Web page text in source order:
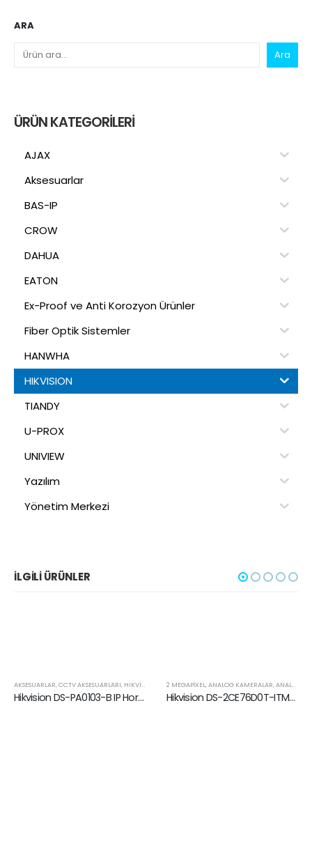
ARA
Ara
ÜRÜN KATEGORILERI
AJAX
Aksesuarlar
BAS-IP
CROW
DAHUA
EATON
Ex-Proof ve Anti Korozyon Ürünler
Fiber Optik Sistemler
HANWHA
HIKVISION
TIANDY
U-PROX
UNIVIEW
Yazılım
Yönetim Merkezi
İLGILI ÜRÜNLER
AKSESUARLAR,CCTV AKSESUARLARI, HIKVISION
Hikvision DS-PA0103-B IP Horn Hoparlör
2 MEGAPIXEL,ANALOG KAMERALAR,ANALOG ÜRÜNLER
Hikvision DS-2CE76D0T-ITMFS (2.8mm) 2 MP Sesli Kamera